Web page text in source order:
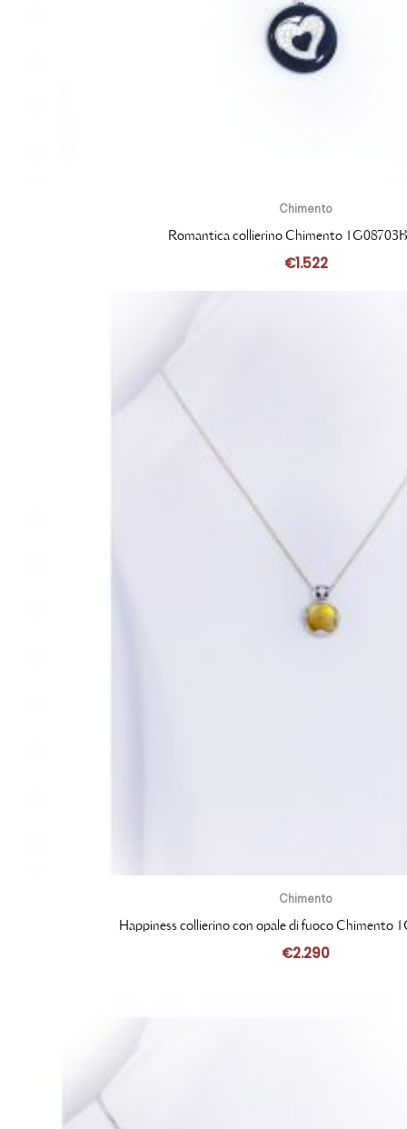
Chimento
Romantica collierino Chimento
€1.522
Chimento
Happiness collierino con opale di fuoco Chimento
€2.290